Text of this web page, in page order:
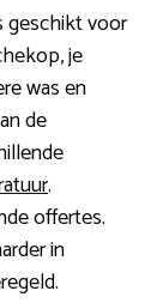
geschikt voor
je
was en
de
.
offertes.
in